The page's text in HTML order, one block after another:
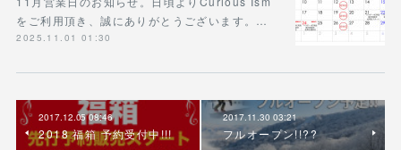
をご利用頂き、誠にありがとうございます。…
2025.11.01 01:30
2017.12.05 08:46
2018 福箱 予約受付中!!!
2017.11.30 03:21
フルオープン!!??